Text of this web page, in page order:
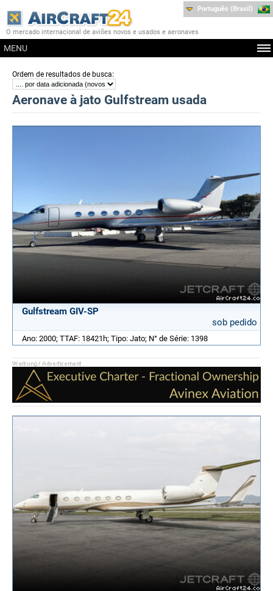
O mercado internacional de aviões novos e usados e aeronaves
MENU
Português (Brasil)
Ordem de resultados de busca:
Aeronave à jato Gulfstream usada
Gulfstream GIV-SP
sob pedido
Ano: 2000; TTAF: 18421h; Tipo: Jato; N° de Série: 1398